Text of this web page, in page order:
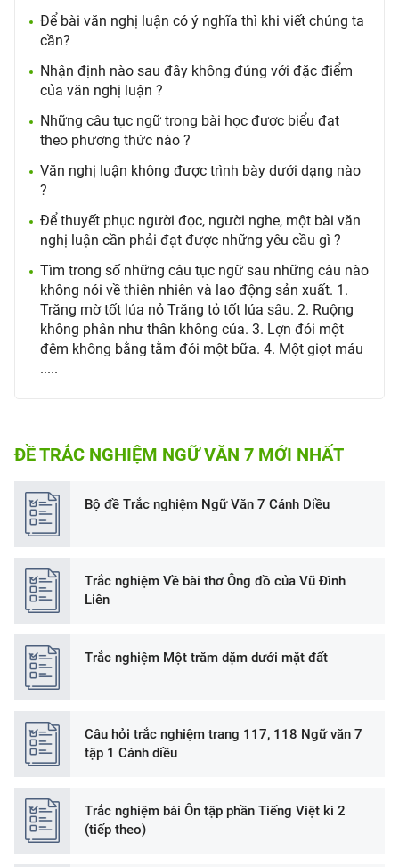
Để bài văn nghị luận có ý nghĩa thì khi viết chúng ta
cần?
Nhận định nào sau đây không đúng với đặc điểm
của văn nghị luận ?
Những câu tục ngữ trong bài học được biểu đạt
theo phương thức nào ?
Văn nghị luận không được trình bày dưới dạng nào
?
Để thuyết phục người đọc, người nghe, một bài văn
nghị luận cần phải đạt được những yêu cầu gì ?
Tìm trong số những câu tục ngữ sau những câu nào
không nói về thiên nhiên và lao động sản xuất. 1.
Trăng mờ tốt lúa nỏ Trăng tỏ tốt lúa sâu. 2. Ruộng
không phân như thân không của. 3. Lợn đói một
đêm không bằng tằm đói một bữa. 4. Một giọt máu
.....
ĐỀ TRẮC NGHIỆM NGỮ VĂN 7 MỚI NHẤT
Bộ đề Trắc nghiệm Ngữ Văn 7 Cánh Diều
Trắc nghiệm Về bài thơ Ông đồ của Vũ Đình
Liên
Trắc nghiệm Một trăm dặm dưới mặt đất
Câu hỏi trắc nghiệm trang 117, 118 Ngữ văn 7
tập 1 Cánh diều
Trắc nghiệm bài Ôn tập phần Tiếng Việt kì 2
(tiếp theo)